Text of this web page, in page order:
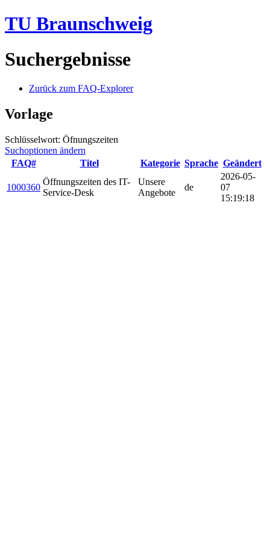
TU Braunschweig
Suchergebnisse
Zurück zum FAQ-Explorer
Vorlage
Schlüsselwort: Öfnungszeiten
Suchoptionen ändern
FAQ#
Titel Kategorie Sprache Geändert
1000360
Öffnungszeiten des IT-
Service-Desk
Unsere
Angebote
de
2026-05-
07
15:19:18